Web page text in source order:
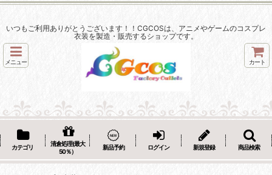
いつもご利用ありがとうございます！！CGCOSは、アニメやゲームのコスプレ
衣装を製造・販売するショップです。
メニュー カート
カテゴリ
清倉処理(最大
50％）
新品予約 ログイン 新規登録 商品検索